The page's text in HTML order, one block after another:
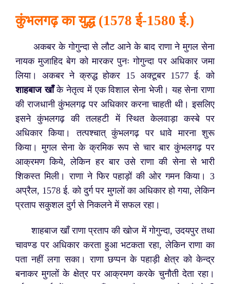
कुंभलगढ़ का युद्ध (1578 ई-1580 ई.)
अकबर के गोगुन्दा से लौट आने के बाद राणा ने मुगल सेना
नायक मुजाहिद बेग को मारकर पुनः गोगुन्दा पर अधिकार जमा
लिया। अकबर ने क्रुद्ध होकर 15 अक्टूबर 1577 ई. को
शाहबाज खाँके नेतृत्व में एक विशाल सेना भेजी। यह सेना राणा
की राजधानी कुंभलगढ़ पर अधिकार करना चाहती थी। इसलिए
इसने कुंभलगढ़ की तलहटी में स्थित केलवाड़ा कस्बे पर
अधिकार किया। तत्पश्चात् कुंभलगढ़ पर धावे मारना शुरू
किया। मुगल सेना के क्रमिक रूप से चार बार कुंभलगढ़ पर
आक्रमण किये, लेकिन हर बार उसे राणा की सेना से भारी
शिकस्त मिली। राणा ने फिर पहाड़ों की ओर गमन किया। 3
अप्रैल, 1578 ई. को दुर्ग पर मुगलों का अधिकार हो गया, लेकिन
प्रताप सकुशल दुर्ग से निकलने में सफल रहा।
शाहबाज खाँ राणा प्रताप की खोज में गोगुन्दा, उदयपुर तथा
चावण्ड पर अधिकार करता हुआ भटकता रहा, लेकिन राणा का
पता नहीं लगा सका। राणा छप्पन के पहाड़ी क्षेत्र को केन्द्र
बनाकर मुगलों के क्षेत्र पर आक्रमण करके चुनौती देता रहा।